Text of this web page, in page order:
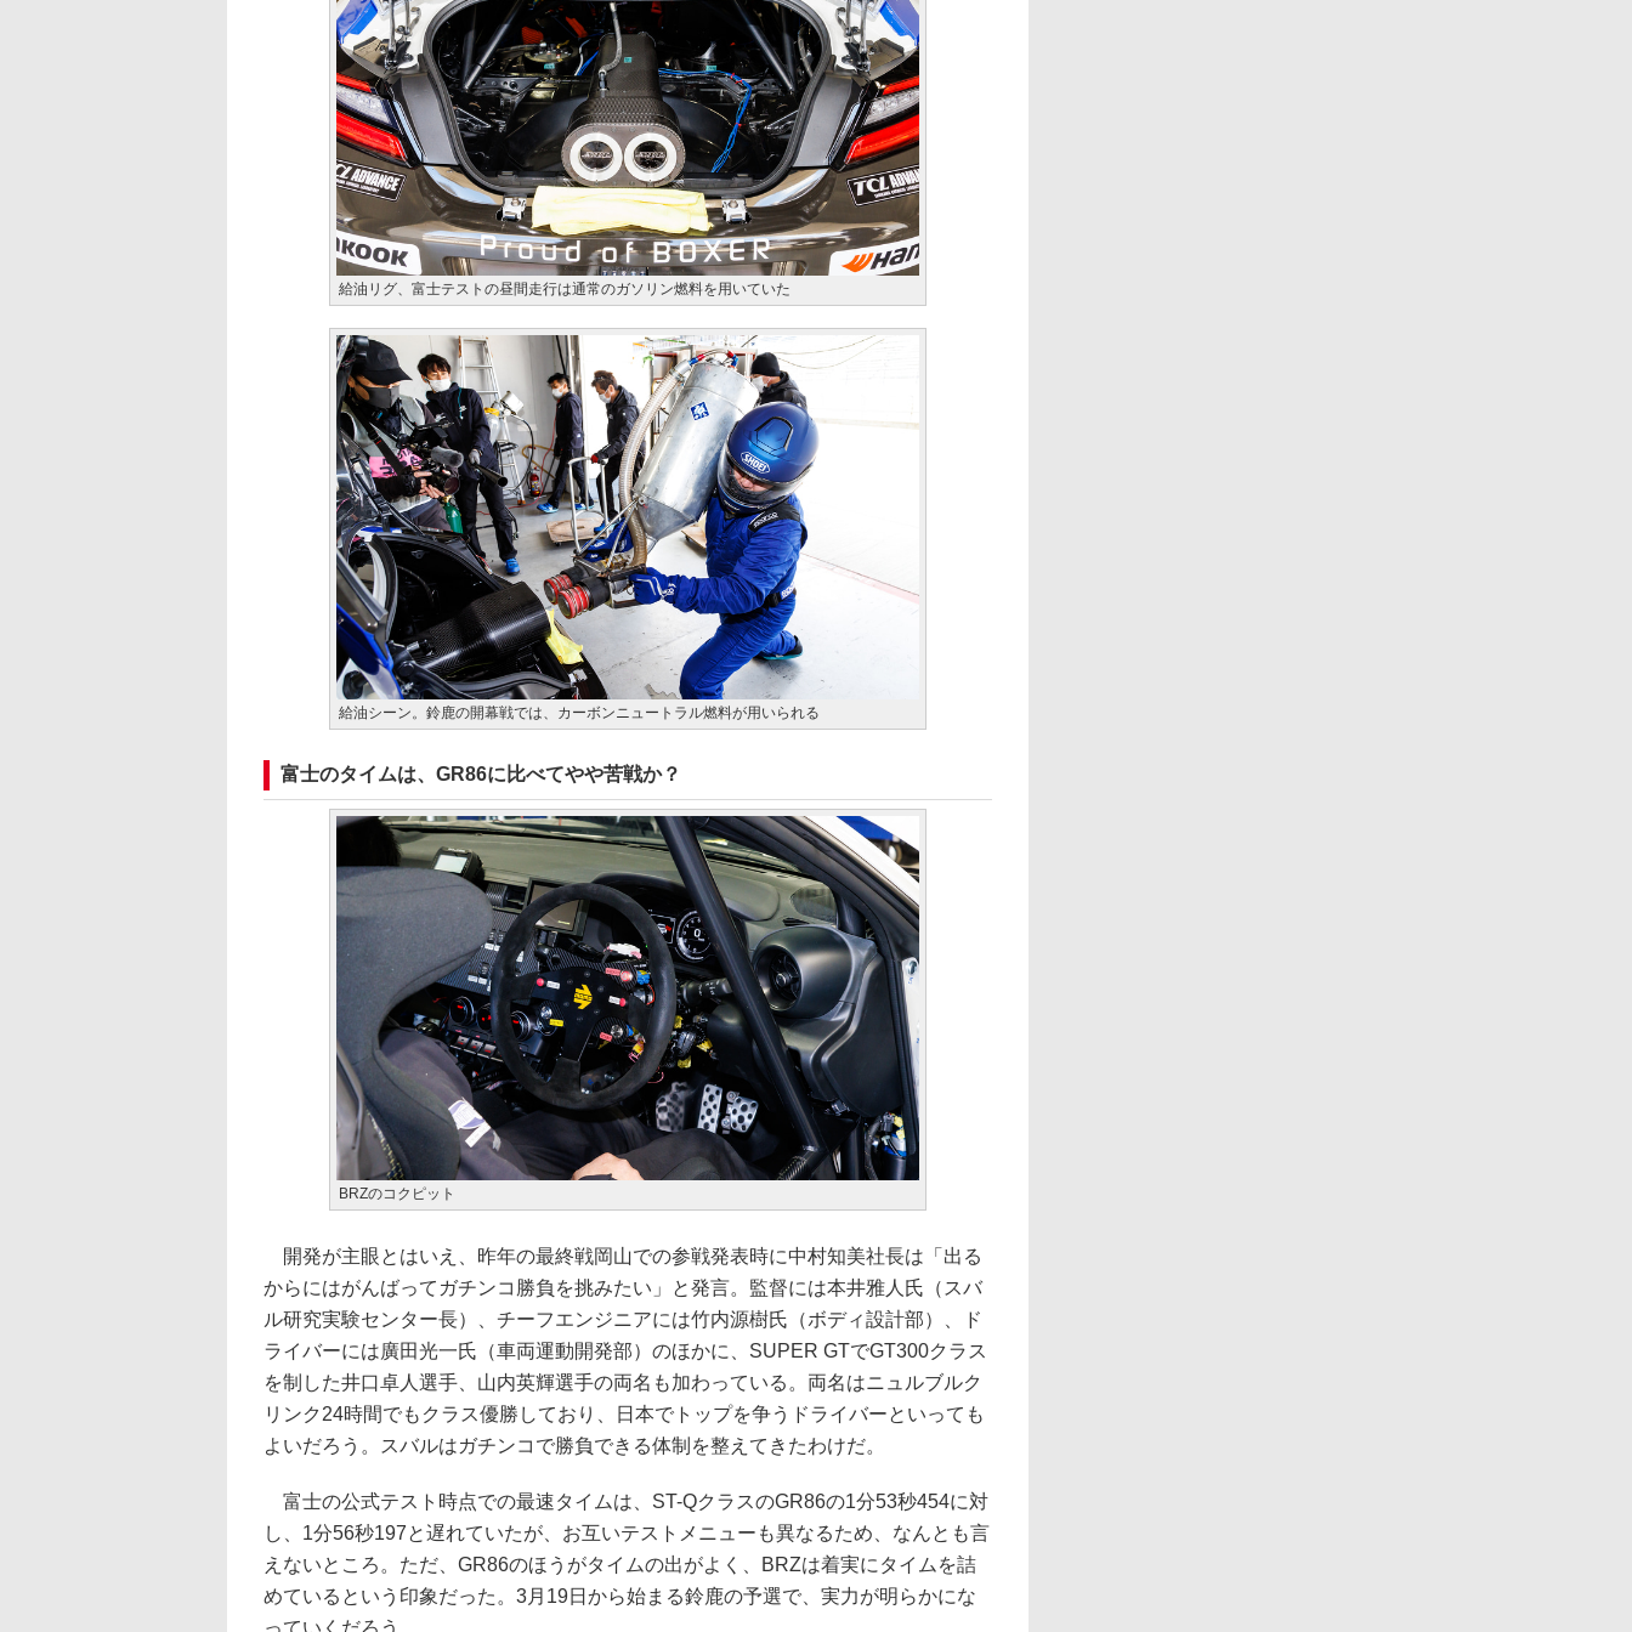
給油リグ、富士テストの昼間走行は通常のガソリン燃料を用いていた
給油シーン。鈴鹿の開幕戦では、カーボンニュートラル燃料が用いられる
富士のタイムは、GR86に比べてやや苦戦か？
BRZのコクピット
開発が主眼とはいえ、昨年の最終戦岡山での参戦発表時に中村知美社長は「出る
からにはがんばってガチンコ勝負を挑みたい」と発言。監督には本井雅人氏（スバ
ル研究実験センター長）、チーフエンジニアには竹内源樹氏（ボディ設計部）、ド
ライバーには廣田光一氏（車両運動開発部）のほかに、SUPER GTでGT300クラス
を制した井口卓人選手、山内英輝選手の両名も加わっている。両名はニュルブルク
リンク24時間でもクラス優勝しており、日本でトップを争うドライバーといっても
よいだろう。スバルはガチンコで勝負できる体制を整えてきたわけだ。
富士の公式テスト時点での最速タイムは、ST-QクラスのGR86の1分53秒454に対
し、1分56秒197と遅れていたが、お互いテストメニューも異なるため、なんとも言
えないところ。ただ、GR86のほうがタイムの出がよく、BRZは着実にタイムを詰
めているという印象だった。3月19日から始まる鈴鹿の予選で、実力が明らかにな
っていくだろう。